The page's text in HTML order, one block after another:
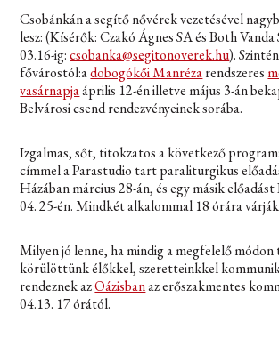
Csobánkán a segítő nővérek vezetésével
lesz: (Kísérők: Czakó Ágnes SA és Both Vanda
03.16-ig:csobanka@segitonoverek.hu).
fővárostól:adobogókői Manrézarendszeres
vasárnapjaáprilis 12-én illetve május 3-án
Belvárosi csend rendezvényeinek sorába.
Izgalmas, sőt, titokzatos a következő
címmel a Parastudio tart paraliturgikus
Házában március 28-án, és egy másik
04. 25-én. Mindkét alkalommal 18 órára
Milyen jó lenne, ha mindig a megfelelő módon
körülöttünk élőkkel, szeretteinkkel
rendeznek azOázisbanaz erőszakmentes
04.13. 17 órától.